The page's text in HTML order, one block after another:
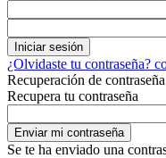
¿Olvidaste tu contraseña?
Recuperación de contraseña
Recupera tu contraseña
Se te ha enviado una